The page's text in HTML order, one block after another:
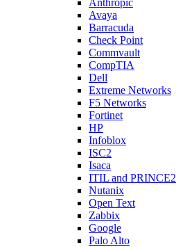
Anthropic
Avaya
Barracuda
Check Point
Commvault
CompTIA
Dell
Extreme Networks
F5 Networks
Fortinet
HP
Infoblox
ISC2
Isaca
ITIL and PRINCE2
Nutanix
Open Text
Zabbix
Google
Palo Alto